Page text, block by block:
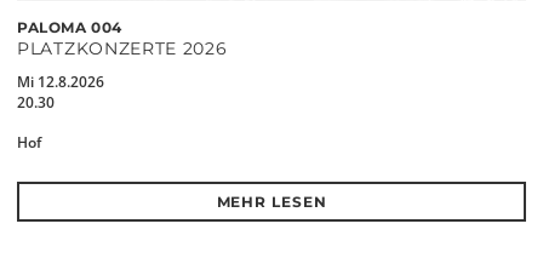
PALOMA 004
PLATZKONZERTE 2026
Mi 12.8.2026
20.30
Hof
MEHR LESEN